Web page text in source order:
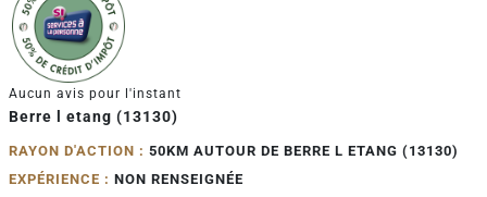
Aucun avis pour l'instant
Berre l etang (13130)
RAYON D'ACTION : 50KM AUTOUR DE BERRE L ETANG (13130)
EXPÉRIENCE : NON RENSEIGNÉE